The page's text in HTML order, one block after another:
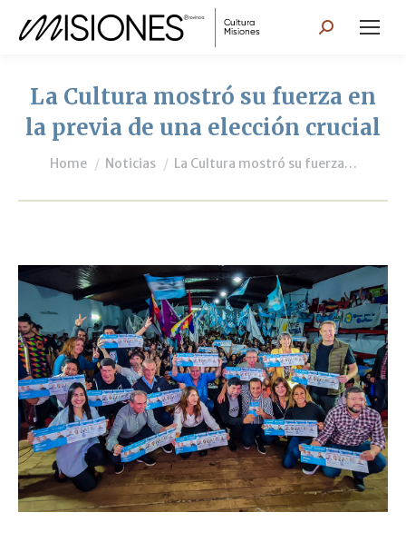
Search:
La Cultura mostró su fuerza en
la previa de una elección crucial
You are here:
Home Noticias La Cultura mostró su fuerza…